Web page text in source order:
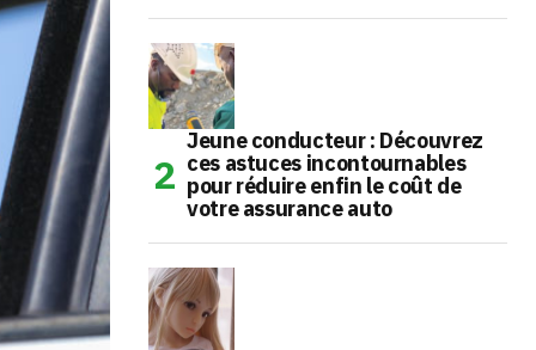
Jeune conducteur : Découvrez
ces astuces incontournables
pour réduire enfin le coût de
votre assurance auto